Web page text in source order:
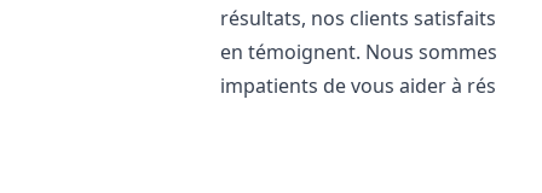
résultats, nos clients satisfaits
en témoignent. Nous sommes
impatients de vous aider à rés